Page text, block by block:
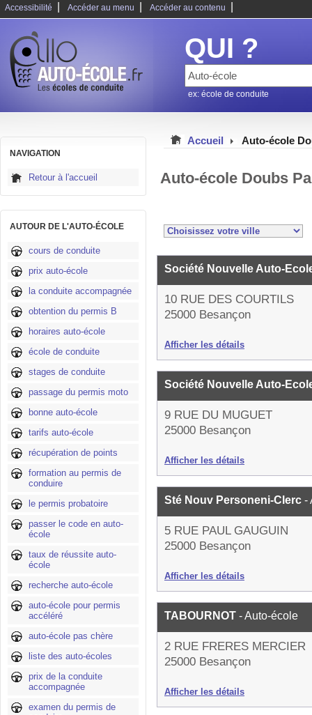
Accessibilité Accéder au menu Accéder au contenu
QUI ?
ex: école de conduite
NAVIGATION
Retour à l'accueil
AUTOUR DE L'AUTO-ÉCOLE
cours de conduite
prix auto-école
la conduite accompagnée
obtention du permis B
horaires auto-école
école de conduite
stages de conduite
passage du permis moto
bonne auto-école
tarifs auto-école
récupération de points
formation au permis de
conduire
le permis probatoire
passer le code en auto-
école
taux de réussite auto-
école
recherche auto-école
auto-école pour permis
accéléré
auto-école pas chère
liste des auto-écoles
prix de la conduite
accompagnée
examen du permis de
Accueil Auto-école
Auto-école Doubs
Société Nouvelle Auto-
10 RUE DES COURTILS
25000 Besançon
Afficher les détails
Société Nouvelle Auto-
9 RUE DU MUGUET
25000 Besançon
Afficher les détails
Sté Nouv Personeni-Clerc -
5 RUE PAUL GAUGUIN
25000 Besançon
Afficher les détails
TABOURNOT - Auto-école
2 RUE FRERES MERCIER
25000 Besançon
Afficher les détails